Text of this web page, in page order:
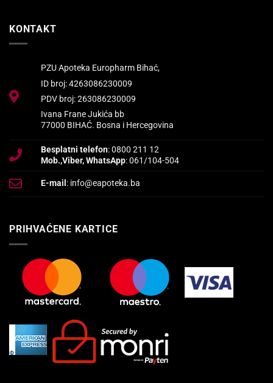
KONTAKT
PZU Apoteka Europharm Bihać,
ID broj: 4263086230009
PDV broj: 263086230009
Ivana Frane Jukića bb
77000 BIHAĆ. Bosna i Hercegovina
Besplatni telefon: 0800 211 12
Mob.,Viber, WhatsApp: 061/104-504
E-mail : info@eapoteka.ba
PRIHVAĆENE KARTICE